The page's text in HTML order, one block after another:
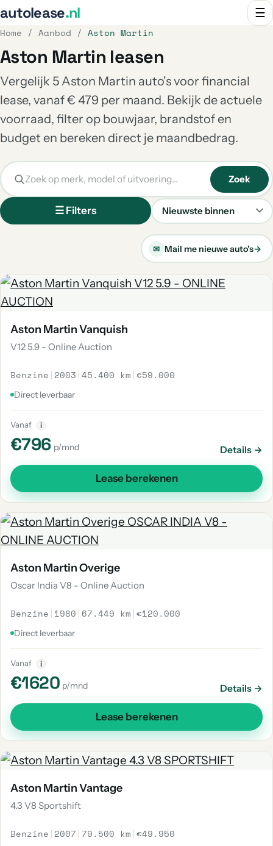
autolease.nl ☰
Home / Aanbod / Aston Martin
Aston Martin leasen
Vergelijk 5 Aston Martin auto's voor financial
lease, vanaf € 479 per maand. Bekijk de actuele
voorraad, filter op bouwjaar, brandstof en
budget en bereken direct je maandbedrag.
☰ Filters
Sorteren
Zoek
✉ Mail me nieuwe auto's→
Aston Martin Vanquish
V12 5.9 - Online Auction
Benzine | 2003 |45.400 km |€59.000
Direct leverbaar
Vanaf i
€796 p/mnd Details →
Lease berekenen
Aston Martin Overige
Oscar India V8 - Online Auction
Benzine | 1980 | 67.449 km |€120.000
Direct leverbaar
Vanaf i
€1620 p/mnd Details →
Lease berekenen
Aston Martin Vantage
4.3 V8 Sportshift
Benzine | 2007 | 79.500 km |€49.950